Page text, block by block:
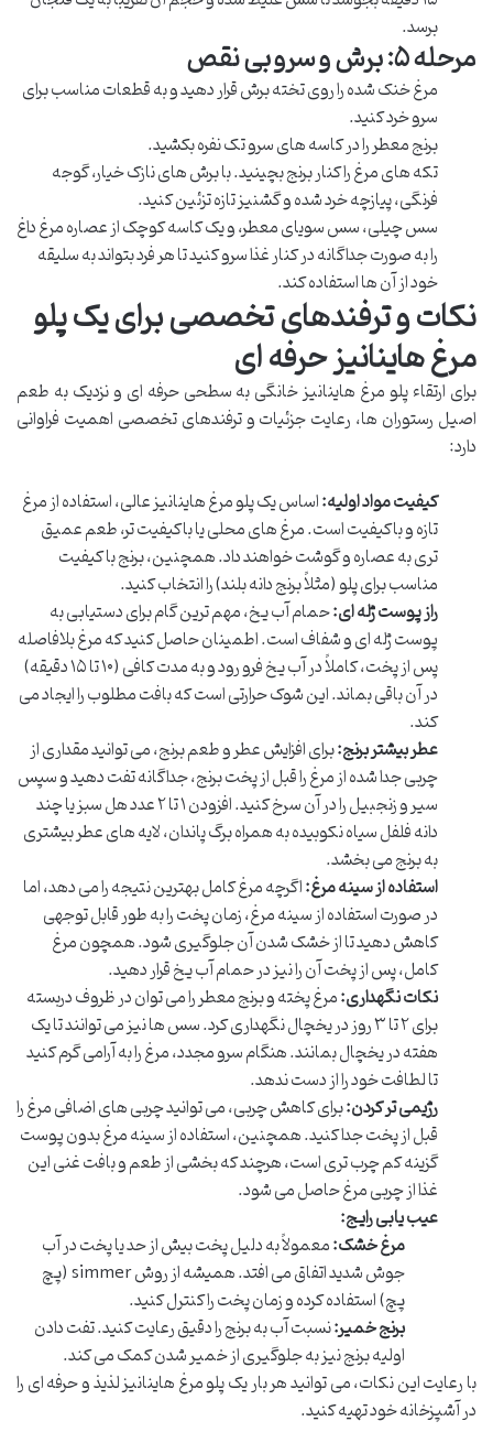
برسد.
مرحله ۵: برش و سرو بی نقص
مرغ خنک شده را روی تخته برش قرار دهید و به قطعات مناسب برای
سرو خرد کنید.
برنج معطر را در کاسه های سرو تک نفره بکشید.
تکه های مرغ را کنار برنج بچینید. با برش های نازک خیار، گوجه
فرنگی، پیازچه خرد شده و گشنیز تازه تزئین کنید.
سس چیلی، سس سویای معطر، و یک کاسه کوچک از عصاره مرغ داغ
را به صورت جداگانه در کنار غذا سرو کنید تا هر فرد بتواند به سلیقه
خود از آن ها استفاده کند.
نکات و ترفندهای تخصصی برای یک پلو
مرغ هاینانیز حرفه ای
برای ارتقاء پلو مرغ هاینانیز خانگی به سطحی حرفه ای و نزدیک به طعم
اصیل رستوران ها، رعایت جزئیات و ترفندهای تخصصی اهمیت فراوانی
دارد:
کیفیت مواد اولیه:اساس یک پلو مرغ هاینانیز عالی، استفاده از مرغ
تازه و باکیفیت است. مرغ های محلی یا باکیفیت تر، طعم عمیق
تری به عصاره و گوشت خواهند داد. همچنین، برنج با کیفیت
مناسب برای پلو (مثلاً برنج دانه بلند) را انتخاب کنید.
راز پوست ژله ای:حمام آب یخ، مهم ترین گام برای دستیابی به
پوست ژله ای و شفاف است. اطمینان حاصل کنید که مرغ بلافاصله
پس از پخت، کاملاً در آب یخ فرو رود و به مدت کافی (۱۰ تا ۱۵ دقیقه)
در آن باقی بماند. این شوک حرارتی است که بافت مطلوب را ایجاد می
کند.
عطر بیشتر برنج:برای افزایش عطر و طعم برنج، می توانید مقداری از
چربی جدا شده از مرغ را قبل از پخت برنج، جداگانه تفت دهید و سپس
سیر و زنجبیل را در آن سرخ کنید. افزودن ۱ تا ۲ عدد هل سبز یا چند
دانه فلفل سیاه نکوبیده به همراه برگ پاندان، لایه های عطر بیشتری
به برنج می بخشد.
استفاده از سینه مرغ:اگرچه مرغ کامل بهترین نتیجه را می دهد، اما
در صورت استفاده از سینه مرغ، زمان پخت را به طور قابل توجهی
کاهش دهید تا از خشک شدن آن جلوگیری شود. همچون مرغ
کامل، پس از پخت آن را نیز در حمام آب یخ قرار دهید.
نکات نگهداری:مرغ پخته و برنج معطر را می توان در ظروف دربسته
برای ۲ تا ۳ روز در یخچال نگهداری کرد. سس ها نیز می توانند تا یک
هفته در یخچال بمانند. هنگام سرو مجدد، مرغ را به آرامی گرم کنید
تا لطافت خود را از دست ندهد.
رژیمی تر کردن:برای کاهش چربی، می توانید چربی های اضافی مرغ را
قبل از پخت جدا کنید. همچنین، استفاده از سینه مرغ بدون پوست
گزینه کم چرب تری است، هرچند که بخشی از طعم و بافت غنی این
غذا از چربی مرغ حاصل می شود.
عیب یابی رایج:
مرغ خشک:معمولاً به دلیل پخت بیش از حد یا پخت در آب
جوش شدید اتفاق می افتد. همیشه از روش simmer (پچ
پچ) استفاده کرده و زمان پخت را کنترل کنید.
برنج خمیر:نسبت آب به برنج را دقیق رعایت کنید. تفت دادن
اولیه برنج نیز به جلوگیری از خمیر شدن کمک می کند.
با رعایت این نکات، می توانید هر بار یک پلو مرغ هاینانیز لذیذ و حرفه ای را
در آشپزخانه خود تهیه کنید.